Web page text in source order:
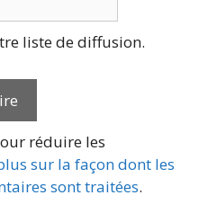
liste de diffusion.
réduire les
sur la façon dont les
sont traitées.